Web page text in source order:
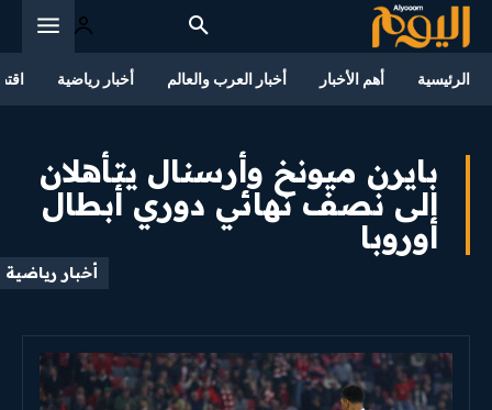
الرئيسية أهم الأخبار أخبار العرب والعالم أخبار رياضية
بايرن ميونخ وأرسنال يتأهلان
إلى نصف نهائي دوري أبطال
أوروبا
أخبار رياضية